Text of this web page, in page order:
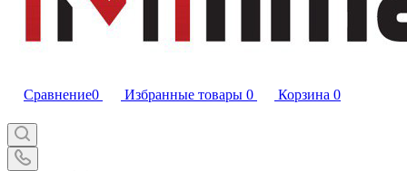
Сравнение0 Избранные товары 0 Корзина 0